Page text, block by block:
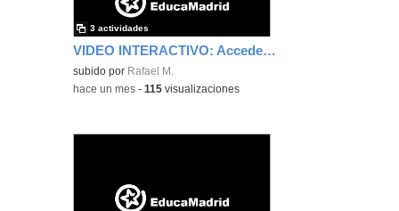
VIDEO INTERACTIVO: Acceder a One Drive desde la cuenta de Educamadrid
subido por Rafael M.
3 actividades
-hace un mes -115 visualizaciones